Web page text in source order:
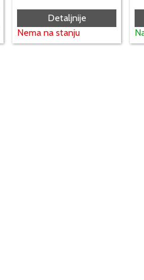
Detaljnije
Nema na stanju